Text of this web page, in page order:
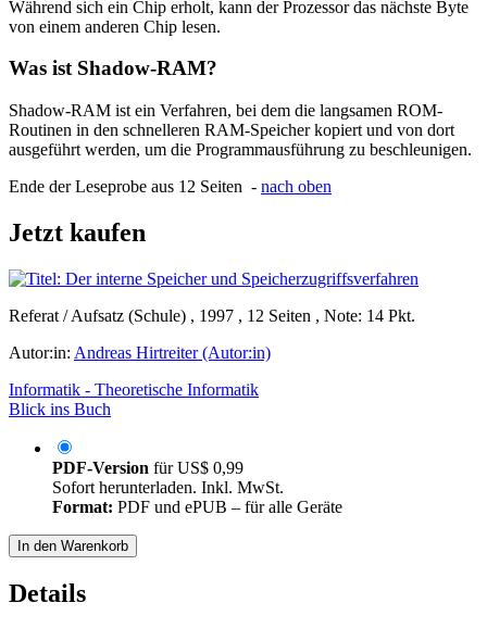
Während sich ein Chip erholt, kann der Prozessor das nächste Byte
von einem anderen Chip lesen.
Was ist Shadow-RAM?
Shadow-RAM ist ein Verfahren, bei dem die langsamen ROM-
Routinen in den schnelleren RAM-Speicher kopiert und von dort
ausgeführt werden, um die Programmausführung zu beschleunigen.
Ende der Leseprobe aus 12 Seiten - nach oben
Jetzt kaufen
Referat / Aufsatz (Schule) , 1997 , 12 Seiten , Note: 14 Pkt.
Autor:in: Andreas Hirtreiter (Autor:in)
Informatik - Theoretische Informatik
Blick ins Buch
PDF-Version fürUS$ 0,99
Sofort herunterladen. Inkl. MwSt.
Format: PDF und ePUB – für alle Geräte
In den Warenkorb
Details